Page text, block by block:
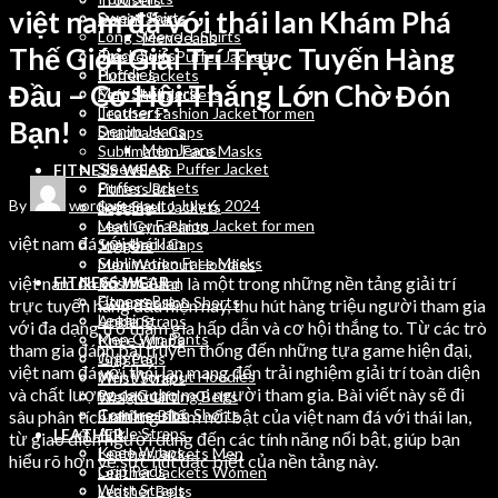
Denim Jeans
Men Jeans
Sleeveless Puffer Jacket
Puffer Jackets
Soft Shell Jackets
Leather Fashion Jacket for men
Snapback Caps
Sublimation Face Masks
FITNESS WEAR
Fitness Bra
Legging
Men Gym Pants
Joggers
Men Workout Hoodies
Rush Guard
Compression Shorts
Ankle Straps
Knee Wraps
Grip Pads
Wrist Straps
Weight Lifting Belts
Training Bibs
LEATHER
Leather Jackets Men
Leather Jackets Women
Leather Belts
Sweat Shirts
Long Sleeve T Shirts
Track Suits
Hoodies
Men Stringers
Trousers
Denim Jeans
Men Jeans
Sleeveless Puffer Jacket
Puffer Jackets
Soft Shell Jackets
Leather Fashion Jacket for men
Snapback Caps
Sublimation Face Masks
FITNESS WEAR
Fitness Bra
Legging
Men Gym Pants
Joggers
Men Workout Hoodies
Rush Guard
Compression Shorts
Ankle Straps
Knee Wraps
Grip Pads
Wrist Straps
việt nam đá với thái lan Khám Phá
Thế Giới Giải Trí Trực Tuyến Hàng
Đầu – Cơ Hội Thắng Lớn Chờ Đón
Bạn!
By wordpressautoJuly 6, 2024
việt nam đá với thái lan
việt nam đá với thái lan là một trong những nền tảng giải trí
trực tuyến hàng đầu hiện nay, thu hút hàng triệu người tham gia
với đa dạng trò tham gia hấp dẫn và cơ hội thắng to. Từ các trò
tham gia đánh bài truyền thống đến những tựa game hiện đại,
việt nam đá với thái lan mang đến trải nghiệm giải trí toàn diện
và chất lượng cao cho mọi người tham gia. Bài viết này sẽ đi
sâu phân tích những điểm nổi bật của việt nam đá với thái lan,
từ giao diện người dùng đến các tính năng nổi bật, giúp bạn
hiểu rõ hơn về sức hút đặc biệt của nền tảng này.